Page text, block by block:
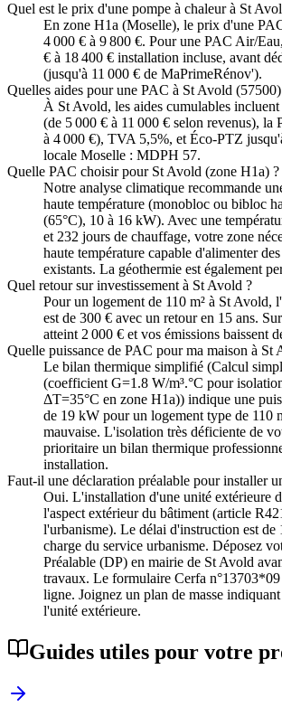
Quel est le prix d'une pompe à chaleur à St
En zone H1a (Moselle), le prix d'une
4 000 € à 9 800 €. Pour une PAC Air/
€ à 18 400 € installation incluse, avant
(jusqu'à 11 000 € de MaPrimeRénov').
Quelles aides pour une PAC à St Avold
À St Avold, les aides cumulables
(de 5 000 € à 11 000 € selon revenus), la
à 4 000 €), TVA 5,5%, et Éco-PTZ
locale Moselle : MDPH 57.
Quelle PAC choisir pour St Avold (zone H1a) ?
Notre analyse climatique recommande
haute température (monobloc ou bibloc
(65°C), 10 à 16 kW). Avec une
et 232 jours de chauffage, votre zone
haute température capable d'alimenter
existants. La géothermie est également
Quel retour sur investissement à St Avold ?
Pour un logement de 110 m² à St Avold,
est de 300 € avec un retour en 15 ans.
atteint 2 000 € et vos émissions baissent
Quelle puissance de PAC pour ma maison à St
Le bilan thermique simplifié (Calcul
(coefficient G=1.8 W/m³.°C pour
ΔT=35°C en zone H1a)) indique une
de 19 kW pour un logement type de 110
mauvaise. L'isolation très déficiente de
prioritaire un bilan thermique
installation.
Faut-il une déclaration préalable pour installer
Oui. L'installation d'une unité extérieure
l'aspect extérieur du bâtiment (article
l'urbanisme). Le délai d'instruction est de
charge du service urbanisme. Déposez
Préalable (DP) en mairie de St Avold
travaux. Le formulaire Cerfa n°13703*09
ligne. Joignez un plan de masse
l'unité extérieure.
Guides utiles pour votre